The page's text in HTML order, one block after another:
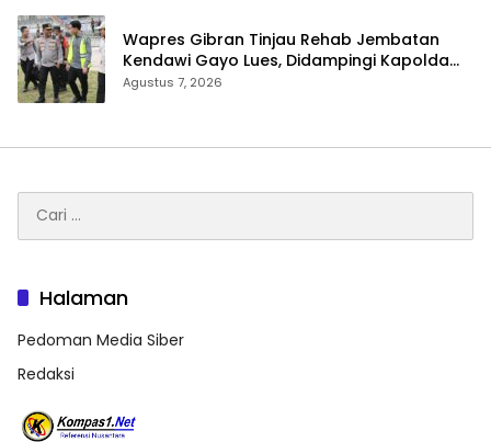
Wapres Gibran Tinjau Rehab Jembatan
Kendawi Gayo Lues, Didampingi Kapolda
Aceh
Agustus 7, 2026
untuk:
Halaman
Pedoman Media Siber
Redaksi